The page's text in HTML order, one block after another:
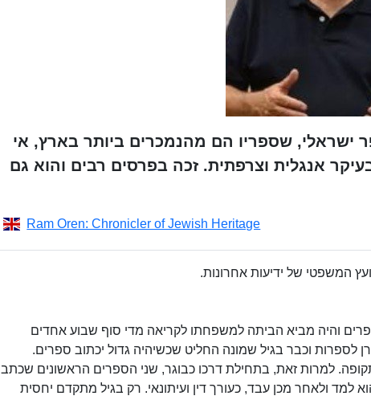
ב-8 במרץ 1936) הוא סופר ישראלי, שספריו הם מהנמכרים ביותר בארץ, אי
אנגלית וצרפתית. זכה בפרסים רבים והוא גם
Ram Oren: Chronicler of Jewish Heritage
המשפטי של ידיעות אחרונות.
והיה מביא הביתה למשפחתו לקריאה מדי סוף שבוע אחדים
לספרות וכבר בגיל שמונה החליט שכשיהיה גדול יכתוב ספרים.
למרות זאת, בתחילת דרכו כבוגר, שני הספרים הראשונים שכתב
למד ולאחר מכן עבד, כעורך דין ועיתונאי. רק בגיל מתקדם יחסית